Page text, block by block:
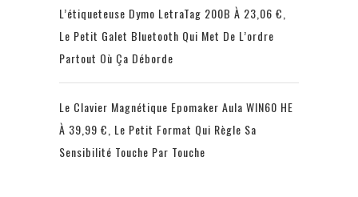
L’étiqueteuse Dymo LetraTag 200B À 23,06 €,
Le Petit Galet Bluetooth Qui Met De L’ordre
Partout Où Ça Déborde
Le Clavier Magnétique Epomaker Aula WIN60 HE
À 39,99 €, Le Petit Format Qui Règle Sa
Sensibilité Touche Par Touche